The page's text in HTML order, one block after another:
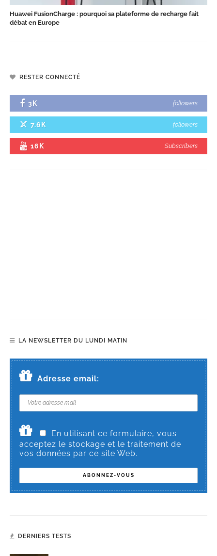
Huawei FusionCharge : pourquoi sa plateforme de recharge fait
débat en Europe
RESTER CONNECTÉ
3K followers
7.6K followers
16K Subscribers
LA NEWSLETTER DU LUNDI MATIN
Adresse email:
En utilisant ce formulaire, vous
acceptez le stockage et le traitement de
vos données par ce site Web.
DERNIERS TESTS